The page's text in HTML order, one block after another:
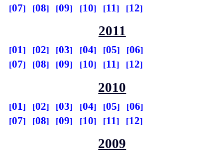
07
08 09 10 11 12
2011
01 02 03 04 05
06
07
08 09 10 11 12
2010
01 02 03 04 05
06
07
08 09 10 11 12
2009